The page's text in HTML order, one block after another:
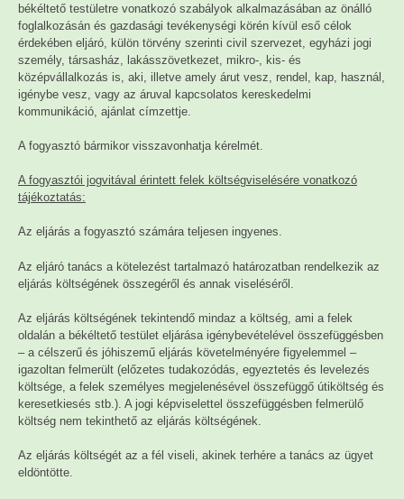
békéltető testületre vonatkozó szabályok alkalmazásában az önálló
foglalkozásán és gazdasági tevékenységi körén kívül eső célok
érdekében eljáró, külön törvény szerinti civil szervezet, egyházi jogi
személy, társasház, lakásszövetkezet, mikro-, kis- és
középvállalkozás is, aki, illetve amely árut vesz, rendel, kap, használ,
igénybe vesz, vagy az áruval kapcsolatos kereskedelmi
kommunikáció, ajánlat címzettje.
A fogyasztó bármikor visszavonhatja kérelmét.
A fogyasztói jogvitával érintett felek költségviselésére vonatkozó
tájékoztatás:
Az eljárás a fogyasztó számára teljesen ingyenes.
Az eljáró tanács a kötelezést tartalmazó határozatban rendelkezik az
eljárás költségének összegéről és annak viseléséről.
Az eljárás költségének tekintendő mindaz a költség, ami a felek
oldalán a békéltető testület eljárása igénybevételével összefüggésben
– a célszerű és jóhiszemű eljárás követelményére figyelemmel –
igazoltan felmerült (előzetes tudakozódás, egyeztetés és levelezés
költsége, a felek személyes megjelenésével összefüggő útiköltség és
keresetkiesés stb.). A jogi képviselettel összefüggésben felmerülő
költség nem tekinthető az eljárás költségének.
Az eljárás költségét az a fél viseli, akinek terhére a tanács az ügyet
eldöntötte.